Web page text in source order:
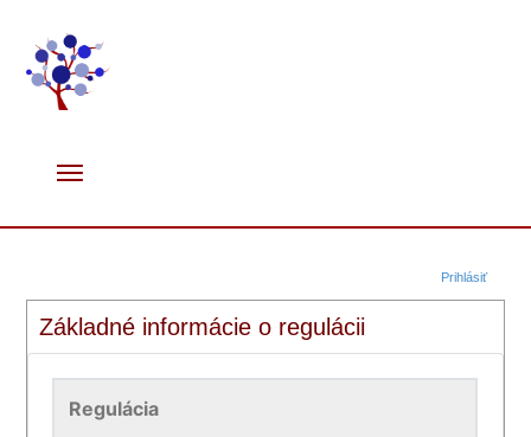
Prihlásiť
Základné informácie o regulácii
Regulácia